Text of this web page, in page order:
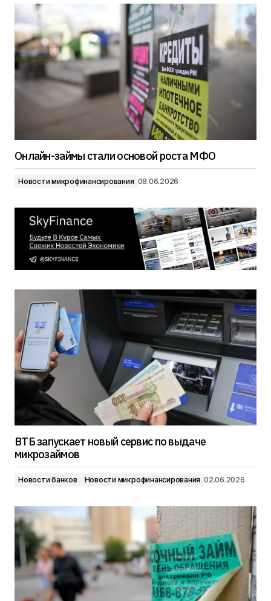
Онлайн-займы стали основой роста МФО
Новости микрофинансирования 08.06.2026
ВТБ запускает новый сервис по выдаче
микрозаймов
Новости банков Новости микрофинансирования 02.06.2026